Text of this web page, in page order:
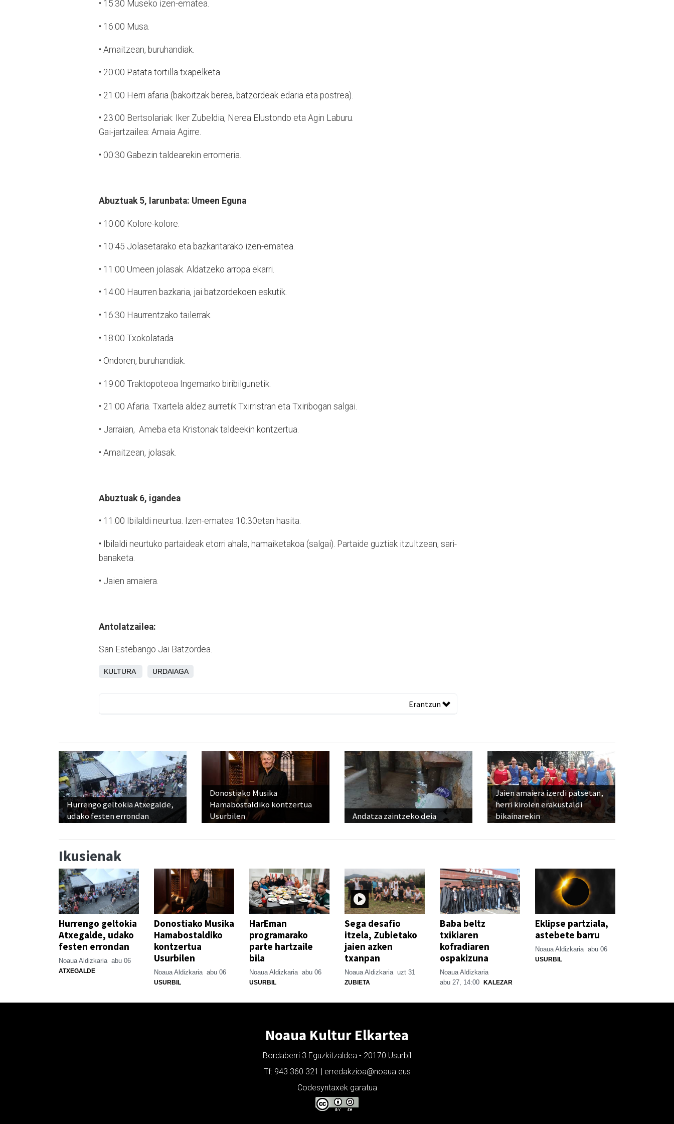
• 15:30 Museko izen-ematea.
• 16:00 Musa.
• Amaitzean, buruhandiak.
• 20:00 Patata tortilla txapelketa.
• 21:00 Herri afaria (bakoitzak berea, batzordeak edaria eta postrea).
• 23:00 Bertsolariak: Iker Zubeldia, Nerea Elustondo eta Agin Laburu.
Gai-jartzailea: Amaia Agirre.
• 00:30 Gabezin taldearekin erromeria.
Abuztuak 5, larunbata: Umeen Eguna
• 10:00 Kolore-kolore.
• 10:45 Jolasetarako eta bazkaritarako izen-ematea.
• 11:00 Umeen jolasak. Aldatzeko arropa ekarri.
• 14:00 Haurren bazkaria, jai batzordekoen eskutik.
• 16:30 Haurrentzako tailerrak.
• 18:00 Txokolatada.
• Ondoren, buruhandiak.
• 19:00 Traktopoteoa Ingemarko biribilgunetik.
• 21:00 Afaria. Txartela aldez aurretik Txirristran eta Txiribogan salgai.
• Jarraian, Ameba eta Kristonak taldeekin kontzertua.
• Amaitzean, jolasak.
Abuztuak 6, igandea
• 11:00 Ibilaldi neurtua. Izen-ematea 10:30etan hasita.
• Ibilaldi neurtuko partaideak etorri ahala, hamaiketakoa (salgai). Partaide guztiak itzultzean, sari-
banaketa.
• Jaien amaiera.
Antolatzailea:
San Estebango Jai Batzordea.
KULTURA URDAIAGA
Erantzun
Hurrengo geltokia Atxegalde,
udako festen errondan
Donostiako Musika
Hamabostaldiko kontzertua
Usurbilen
Andatza zaintzeko deia
Jaien amaiera izerdi patsetan,
herri kirolen erakustaldi
bikainarekin
Ikusienak
Hurrengo geltokia
Atxegalde, udako
festen errondan
Noaua Aldizkaria abu 06
ATXEGALDE
Donostiako Musika
Hamabostaldiko
kontzertua
Usurbilen
Noaua Aldizkaria abu 06
USURBIL
HarEman
programarako
parte hartzaile
bila
Noaua Aldizkaria abu 06
USURBIL
Sega desafio
itzela, Zubietako
jaien azken
txanpan
Noaua Aldizkaria uzt 31
ZUBIETA
Baba beltz
txikiaren
kofradiaren
ospakizuna
Noaua Aldizkaria
abu 27, 14:00
KALEZAR
Eklipse partziala,
astebete barru
Noaua Aldizkaria abu 06
USURBIL
Noaua Kultur Elkartea
Bordaberri 3 Eguzkitzaldea - 20170 Usurbil
Tf: 943 360 321 | erredakzioa@noaua.eus
Codesyntaxek garatua